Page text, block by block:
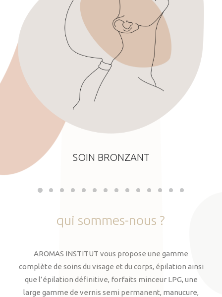
SOIN BRONZANT
qui sommes-nous ?
AROMAS INSTITUT vous propose une gamme
complète de soins du visage et du corps, épilation ainsi
que l’épilation définitive, forfaits minceur LPG, une
large gamme de vernis semi permanent, manucure,